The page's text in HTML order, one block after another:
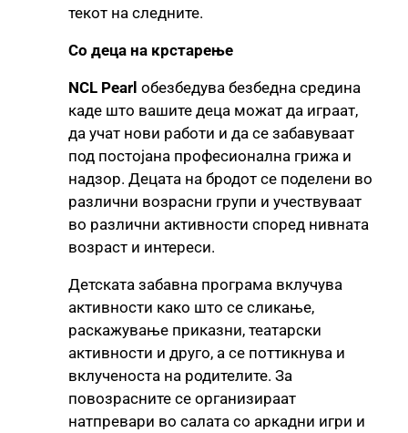
текот на следните.
Со деца на крстарење
NCL Pearl обезбедува безбедна средина
каде што вашите деца можат да играат,
да учат нови работи и да се забавуваат
под постојана професионална грижа и
надзор. Децата на бродот се поделени во
различни возрасни групи и учествуваат
во различни активности според нивната
возраст и интереси.
Детската забавна програма вклучува
активности како што се сликање,
раскажување приказни, театарски
активности и друго, а се поттикнува и
вклученоста на родителите. За
повозрасните се организираат
натпревари во салата со аркадни игри и